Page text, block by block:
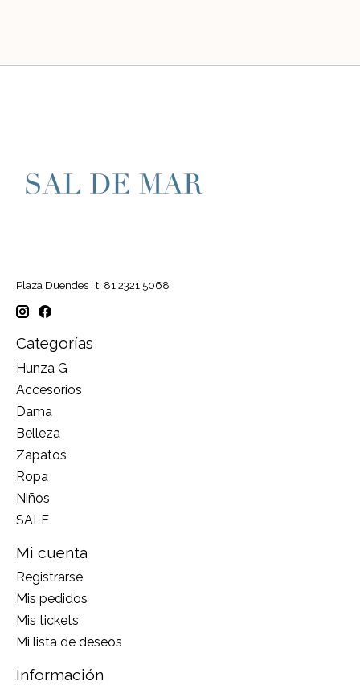
Plaza Duendes | t. 81 2321 5068
Categorías
Hunza G
Accesorios
Dama
Belleza
Zapatos
Ropa
Niños
SALE
Mi cuenta
Registrarse
Mis pedidos
Mis tickets
Mi lista de deseos
Información